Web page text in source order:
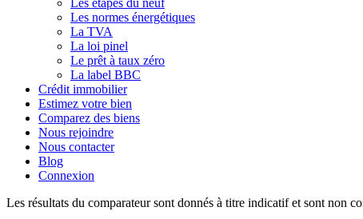
Les étapes du neuf
Les normes énergétiques
La TVA
La loi pinel
Le prêt à taux zéro
La label BBC
Crédit immobilier
Estimez votre bien
Comparez des biens
Nous rejoindre
Nous contacter
Blog
Connexion
Les résultats du comparateur sont donnés à titre indicatif et sont non